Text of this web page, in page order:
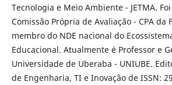
Tecnologia e Meio Ambiente - JETMA.
Comissão Própria de Avaliação - CPA da
membro do NDE nacional do
Educacional. Atualmente é Professor e
Universidade de Uberaba - UNIUBE.
de Engenharia, TI e Inovação de ISSN: